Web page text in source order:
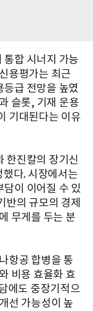
통합 시너지 가능
용평가는 최근
등급 전망을 높였
슬롯, 기재 운용
기대된다는 이유
한진칼의 장기신
했다. 시장에서는
이 이어질 수 있
반의 규모의 경제
무게를 두는 분
항공 합병을 통
비용 효율화 효
에도 중장기적으
선 가능성이 높